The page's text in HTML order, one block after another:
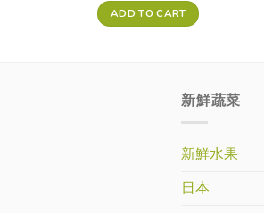
ADD TO CART
新鮮蔬菜
新鮮水果
日本